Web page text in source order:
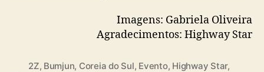
Imagens: Gabriela Oliveira
Agradecimentos: Highway Star
2Z, Bumjun, Coreia do Sul, Evento, Highway Star,